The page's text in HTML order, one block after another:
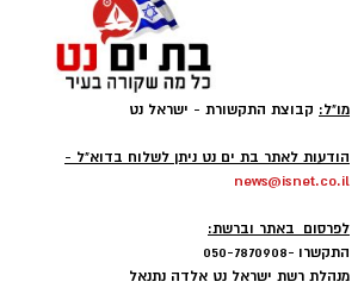
מו"ל: קבוצת התקשורת - ישראל נט
הודעות לאתר בת ים נט ניתן לשלוח בדוא"ל -
news@isnet.co.il
לפרסום באתר וברשת:
התקשרו -050-7870908
מנהלת רשת ישראל נט אלדה נתנאל